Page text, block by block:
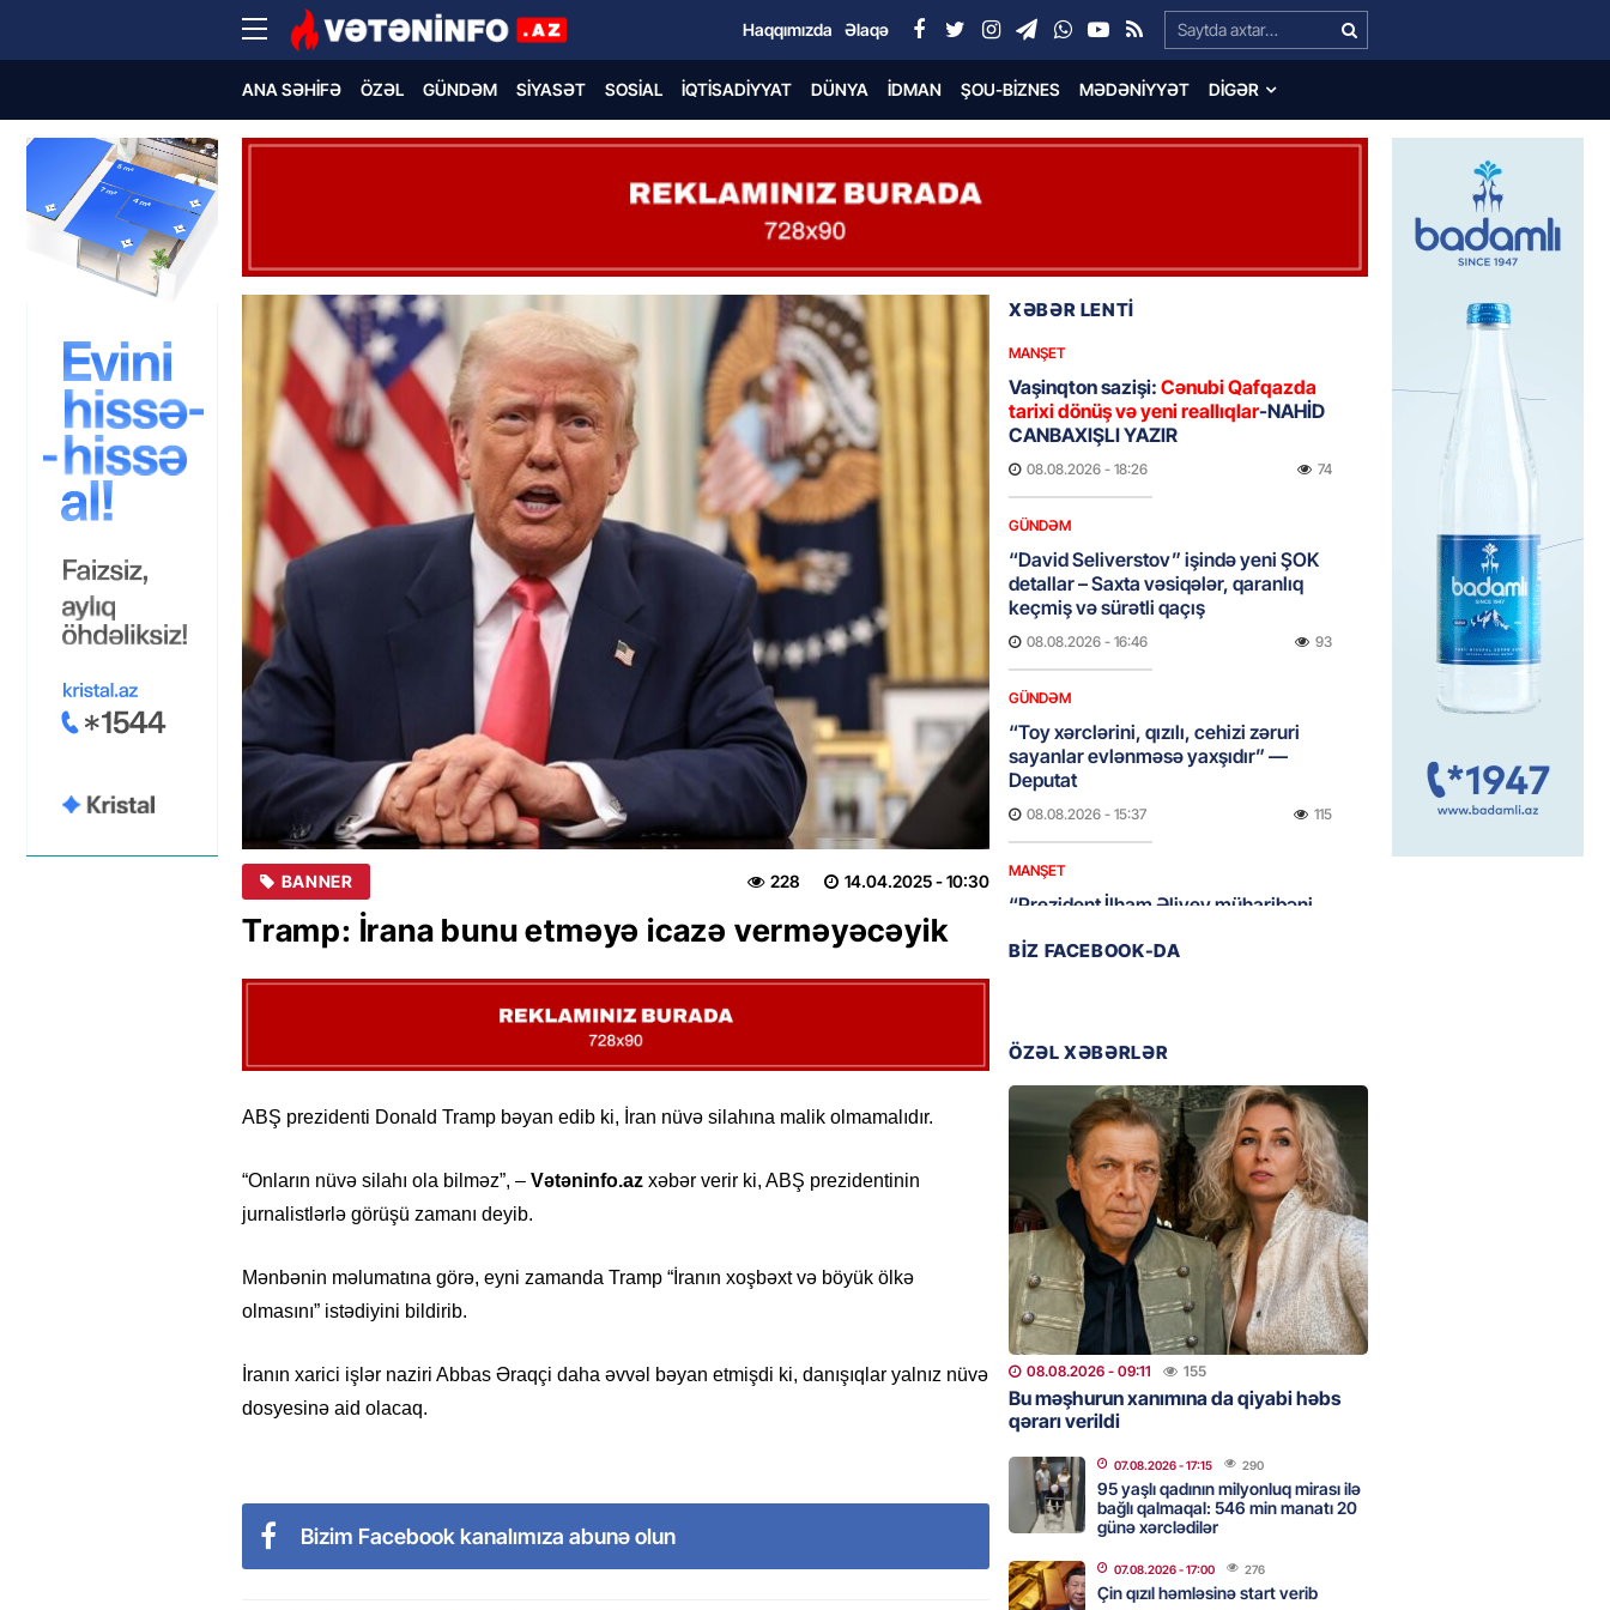
Search…
Haqqımızda Əlaqə
ANA SƏHIFƏ ÖZƏL GÜNDƏM SIYASƏT SOSIAL İQTISADIYYAT DÜNYA İDMAN ŞOU-BIZNES MƏDƏNIYYƏT DIGƏR
BANNER 14.04.2025- 10:30
228
Tramp: İrana bunu etməyə icazə verməyəcəyik
ABŞ prezidenti Donald Tramp bəyan edib ki, İran nüvə silahına malik olmamalıdır.
“Onların nüvə silahı ola bilməz”, – Vətəninfo.az xəbər verir ki, ABŞ prezidentinin
jurnalistlərlə görüşü zamanı deyib.
Mənbənin məlumatına görə, eyni zamanda Tramp “İranın xoşbəxt və böyük ölkə
olmasını” istədiyini bildirib.
İranın xarici işlər naziri Abbas Əraqçi daha əvvəl bəyan etmişdi ki, danışıqlar yalnız nüvə
dosyesinə aid olacaq.
Bizim Facebook kanalımıza abunə olun
XƏBƏR LENTİ
MANŞET
Vaşinqton sazişi: Cənubi Qafqazda
tarixi dönüş və yeni reallıqlar-NAHİD
CANBAXIŞLI YAZIR
08.08.2026 - 18:26 74
GÜNDƏM
“David Seliverstov” işində yeni ŞOK
detallar – Saxta vəsiqələr, qaranlıq
keçmiş və sürətli qaçış
08.08.2026 - 16:46 93
GÜNDƏM
“Toy xərclərini, qızılı, cehizi zəruri
sayanlar evlənməsə yaxşıdır” —
Deputat
08.08.2026 - 15:37 115
MANŞET
“Prezident İlham Əliyev müharibəni
Video
BANNER
08.08.2026- 14:39 92
MANŞET
Nikol Paşinyan Prezident İlham Əliyevə
ZƏNG ETDİ
08.08.2026- 12:59 153
ÖLKƏ
Xocavənddə traktor minaya düşdü
08.08.2026- 12:09 131
GÜNDƏM
“Ermənistan ötən il avqustun 8-nə
qədər dalanda idi”
08.08.2026
BIZ FACEBOOK-DA
ÖZƏL XƏBƏRLƏR
08.08.2026 - 09:11 155
Bu məşhurun xanımına da qiyabi həbs
qərarı verildi
07.08.2026- 17:15 290
95 yaşlı qadının milyonluq mirası ilə
bağlı qalmaqal: 546 min manatı 20
günə xərclədilər
07.08.2026- 17:00 276
Çin qızıl həmləsinə start verib